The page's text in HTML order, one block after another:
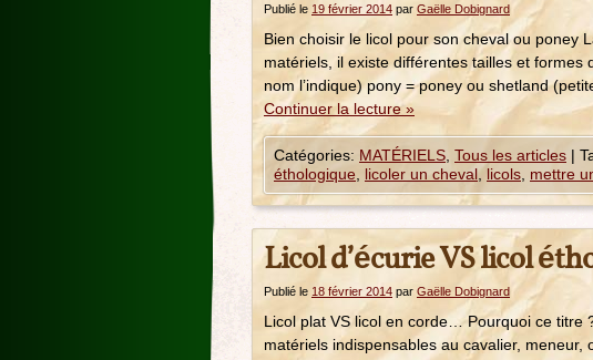
Publié le 19 février 2014 par Gaëlle Dobignard
Bien choisir le licol pour son cheval ou poney
matériels, il existe différentes tailles et
nom l’indique) pony = poney ou shetland
Continuer la lecture»
Catégories: MATÉRIELS Tous les articles |
éthologique licoler un cheval, licols mettre
Licol d’écurie VS licol
Publié le 18 février 2014 par Gaëlle Dobignard
Licol plat VS licol en corde… Pourquoi ce titre
matériels indispensables au cavalier,